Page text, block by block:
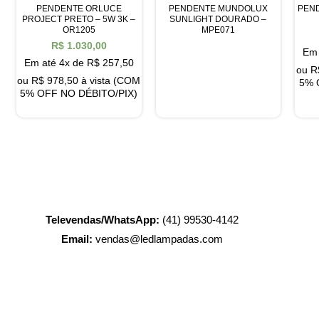
PENDENTE ORLUCE
PROJECT PRETO – 5W 3K –
OR1205
R$1.030,00
Em até 4x de R$257,50
ou R$ 978,50 à vista (COM
5% OFF NO DÉBITO/PIX)
PENDENTE MUNDOLUX
SUNLIGHT DOURADO –
MPE071
ou
5%
Televendas/WhatsApp: (41) 99530-4142
Email: vendas@ledlampadas.com